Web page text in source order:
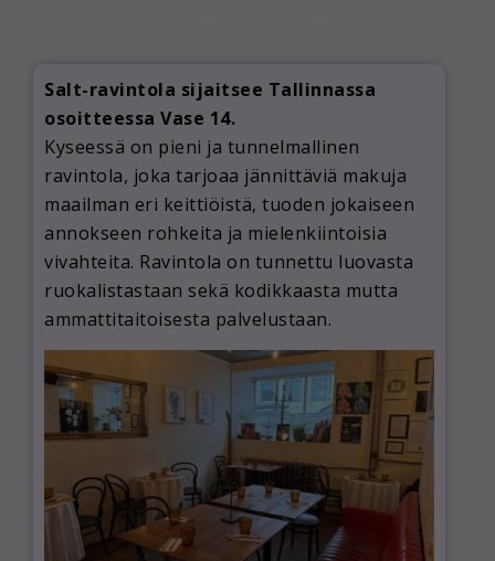
Salt-ravintola sijaitsee Tallinnassa
osoitteessa Vase 14.
Kyseessä on pieni ja tunnelmallinen
ravintola, joka tarjoaa jännittäviä makuja
maailman eri keittiöistä, tuoden jokaiseen
annokseen rohkeita ja mielenkiintoisia
vivahteita. Ravintola on tunnettu luovasta
ruokalistastaan sekä kodikkaasta mutta
ammattitaitoisesta palvelustaan.